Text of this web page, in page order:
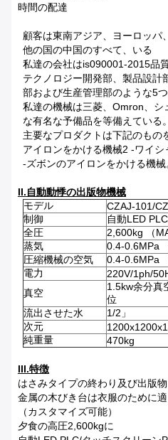
時間の配達
顧客は東南アジア、ヨーロッパ
他の国の中国のすべて、いる
私達の会社はis090001-2015品
テクノロジー開発部、製品設計
部および生産管理部のような5
私達の機械は三菱、Omron、シ
な有名な予備品を等備えている。
主要なプロダクトは下記のもの
アイロンをかける機械2 -ワイ
-ズボンのアイロンをかける機械
II.自動動悸の出版物機械
モデル
CZAJ-101/
制御
自動LED
全圧
2,600kg （
蒸気
0.4-0.6MPa
圧縮機械の空気
0.4-0.6MPa
電力
220V/1ph/
真空
1.5kw余分真
位
流出させた水
1/2」
次元
純重量
470kg
III.特徴
はさみタイプの終わり及び出版物
金属の木びき台は衣服のために
（カスタマイズ可能）
夕食の高圧2,600kgに